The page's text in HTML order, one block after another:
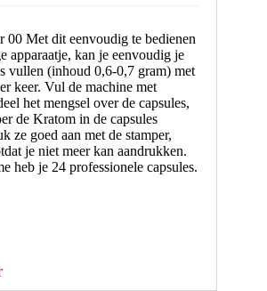
00 Met dit eenvoudig te bedienen
apparaatje, kan je eenvoudig je
vullen (inhoud 0,6-0,7 gram) met
keer. Vul de machine met
het mengsel over de capsules,
de Kratom in de capsules
ze goed aan met de stamper,
je niet meer kan aandrukken.
heb je 24 professionele capsules.